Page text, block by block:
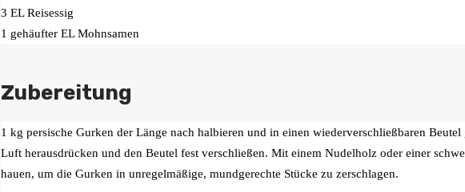
3 EL Reisessig
1 gehäufter EL Mohnsamen
Zubereitung
1 kg persische Gurken der Länge nach halbieren und in einen wiederverschließbaren
Luft herausdrücken und den Beutel fest verschließen. Mit einem Nudelholz oder einer
hauen, um die Gurken in unregelmäßige, mundgerechte Stücke zu zerschlagen.